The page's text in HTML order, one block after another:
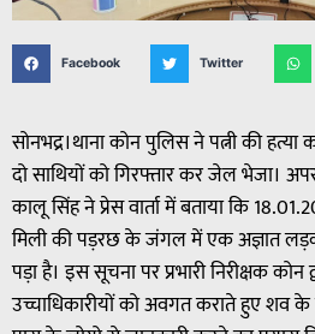
Facebook Twitter
सोनभद्र।थाना कोन पुलिस ने पत्नी की
दो साथियों को गिरफ्तार कर जेल भेजा।
कालू सिंह ने प्रेस वार्ता में बताया कि
मिली की पड़रछ के जंगल में एक अज्ञात
पड़ा है। इस सूचना पर प्रभारी निरीक्षक
उच्चाधिकारीयों को अवगत कराते हुए शव